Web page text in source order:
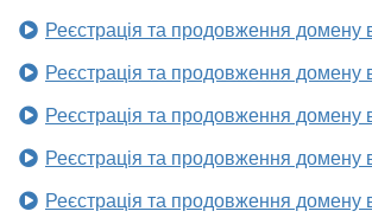
Реєстрація та продовження домену
Реєстрація та продовження домену
Реєстрація та продовження домену
Реєстрація та продовження домену
Реєстрація та продовження домену